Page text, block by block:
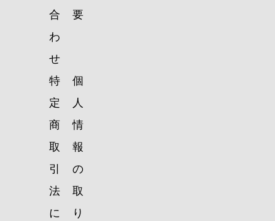
合
わ
せ
要
特
定
商
取
引
法
に
個
人
情
報
の
取
り